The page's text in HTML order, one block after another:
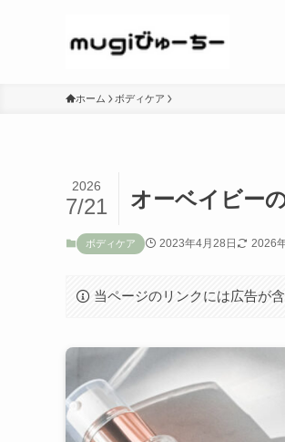
ホーム ボディケア
オーベイビー
2026
7/21
ボディケア 2023年4月28日 2026
当ページのリンクには広告が含